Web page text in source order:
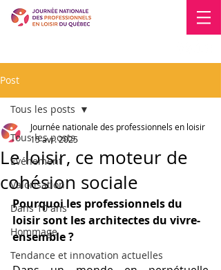
Post
Tous les posts
Événement
Valorisation
Dans 10 ans
Hommage
Tendance et innovation actuelles
Tous les posts
Le loisir, ce moteur de
cohésion sociale
Journée nationale des professionnels en loisir
15 avr. 2025
Pourquoi les professionnels du
loisir sont les architectes du vivre-
ensemble ?